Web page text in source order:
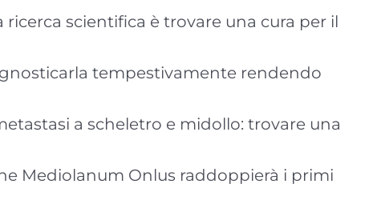
scientifica è trovare una cura per il
tempestivamente rendendo
a scheletro e midollo: trovare una
Mediolanum Onlus raddoppierà i primi